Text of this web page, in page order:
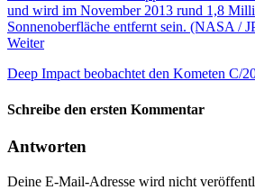
Weiter
Deep Impact beobachtet den Kometen C/
Schreibe den ersten Kommentar
Antworten
Deine E-Mail-Adresse wird nicht